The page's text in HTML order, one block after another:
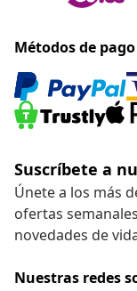
Métodos de
Suscríbete a
Únete a los más
ofertas
novedades de
Nuestras redes